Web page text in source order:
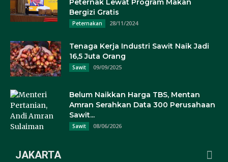
Bergizi Gratis
Peternakan 28/11/2024
Tenaga Kerja Industri Sawit Naik Jadi
16,5 Juta Orang
Sawit 09/09/2025
Belum Naikkan Harga TBS, Mentan
Amran Serahkan Data 300 Perusahaan
Sawit...
Sawit 08/06/2026
JAKARTA